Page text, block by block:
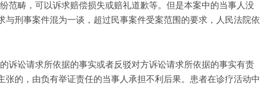
范畴，可以诉求赔偿损失或赔礼道歉等。但是本案中的当事人没
刑事案件混为一谈，超过民事案件受案范围的要求，人民法院依
诉讼请求所依据的事实或者反驳对方诉讼请求所依据的事实有责
的，由负有举证责任的当事人承担不利后果。患者在诊疗活动中